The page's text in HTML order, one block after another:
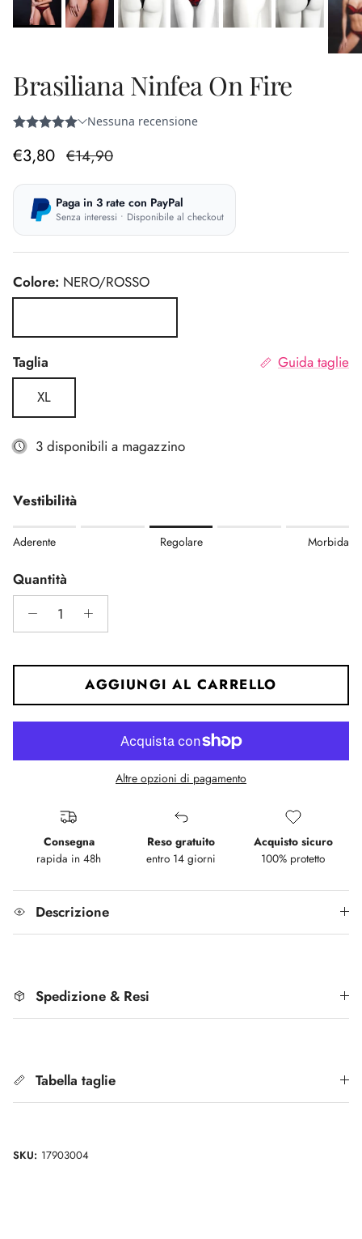
Brasiliana Ninfea On Fire
Prezzo di vendita
€3,80 Prezzo normale
€14,90
Paga in 3 rate con PayPal
Senza interessi • Disponibile al checkout
Colore: NERO/ROSSO
Taglia
Guida taglie
XL
3 disponibili a magazzino
Vestibilità
Rating of 1 means Aderente.
Rating of 5 means Morbida.
The rating of this product for "" is 3.
Aderente Regolare Morbida
Quantità
AGGIUNGI AL CARRELLO
Altre opzioni di pagamento
Consegna
rapida in 48h
Reso gratuito
entro 14 giorni
Acquisto sicuro
100% protetto
Descrizione
Spedizione & Resi
Tabella taglie
SKU: 17903004